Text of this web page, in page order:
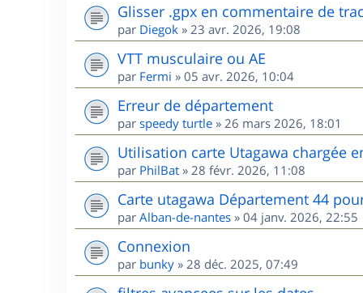
Glisser .gpx en commentaire de
par Diegok » 23 avr. 2026, 19:08
VTT musculaire ou AE
par Fermi » 05 avr. 2026, 10:04
Erreur de département
par speedy turtle » 26 mars 2026, 18:01
Utilisation carte Utagawa chargée
par PhilBat » 28 févr. 2026, 11:08
Carte utagawa Département 44
par Alban-de-nantes » 04 janv. 2026, 22:55
Connexion
par bunky » 28 déc. 2025, 07:49